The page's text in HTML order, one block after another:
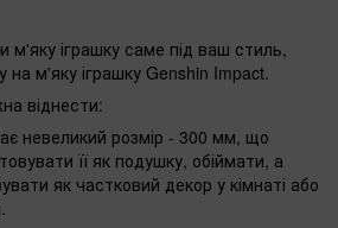
м'яку іграшку саме під ваш стиль,
на м'яку іграшку Genshin Impact.
віднести:
невеликий розмір - 300 мм, що
її як подушку, обіймати, а
як частковий декор у кімнаті або